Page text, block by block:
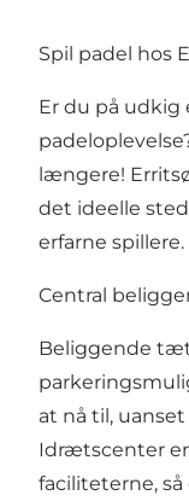
Spil padel hos
Er du på
længere!
det ideelle
erfarne spillere.
Central
Beliggende
at nå til,
Idrætscenter
faciliteterne,